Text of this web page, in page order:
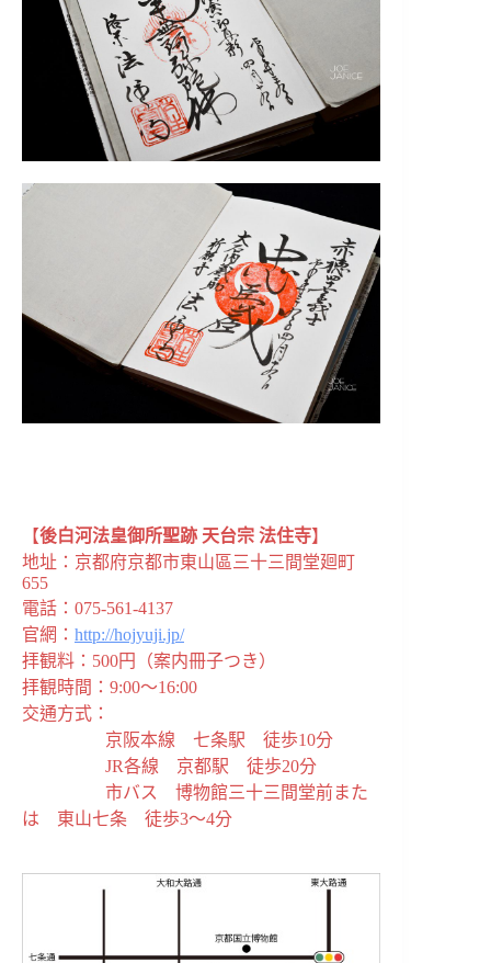
【後白河法皇御所聖跡 天台宗 法住寺】
地址：京都府京都市東山區三十三間堂廻町
655
電話：075-561-4137
官網： http://hojyuji.jp/
拝観料：500円（案内冊子つき）
拝観時間：9:00～16:00
交通方式：
京阪本線 七条駅 徒歩10分
JR各線 京都駅 徒歩20分
市バス 博物館三十三間堂前また
は 東山七条 徒歩3～4分